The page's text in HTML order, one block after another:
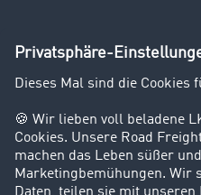
Unternehmen
Kunden werben Kunden
Success Stories
Karriere